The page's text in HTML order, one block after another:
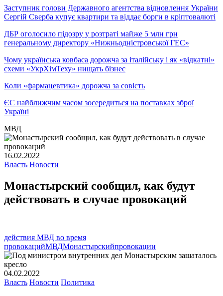
Заступник голови Державного агентства відновлення України
Сергій Сверба купує квартири та віддає борги в кріптовалюті
ДБР оголосило підозру у розтраті майже 5 млн грн
генеральному директору «Нижньодністровської ГЕС»
Чому українська ковбаса дорожча за італійську і як «відкатні»
схеми «УкрХімТеху» нищать бізнес
Коли «фармацевтика» дорожча за совість
ЄС найближчим часом зосередиться на поставках зброї
Україні
МВД
16.02.2022
Власть Новости
Монастырский сообщил, как будут
действовать в случае провокаций
действия МВД во время
провокацийМВДМонастырскийпровокации
04.02.2022
Власть Новости Политика